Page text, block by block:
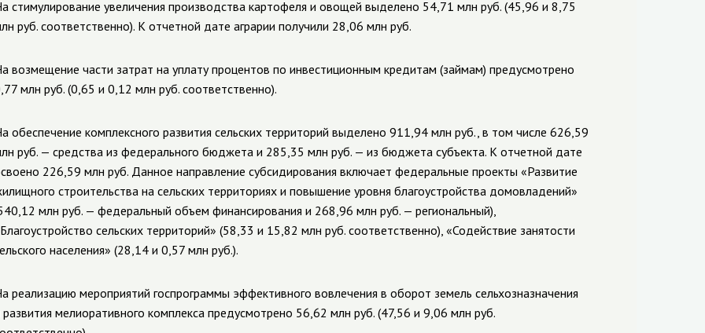
стимулирование увеличения производства картофеля и овощей выделено 54,71 млн руб. (45,96 и 8,75
руб. соответственно). К отчетной дате аграрии получили 28,06 млн руб.
возмещение части затрат на уплату процентов по инвестиционным кредитам (займам) предусмотрено
млн руб. (0,65 и 0,12 млн руб. соответственно).
обеспечение комплексного развития сельских территорий выделено 911,94 млн руб., в том числе 626,59
руб. — средства из федерального бюджета и 285,35 млн руб. — из бюджета субъекта. К отчетной дате
226,59 млн руб. Данное направление субсидирования включает федеральные проекты «Развитие
строительства на сельских территориях и повышение уровня благоустройства домовладений»
млн руб. — федеральный объем финансирования и 268,96 млн руб. — региональный),
сельских территорий» (58,33 и 15,82 млн руб. соответственно), «Содействие занятости
населения» (28,14 и 0,57 млн руб.).
реализацию мероприятий госпрограммы эффективного вовлечения в оборот земель сельхозназначения
развития мелиоративного комплекса предусмотрено 56,62 млн руб. (47,56 и 9,06 млн руб.